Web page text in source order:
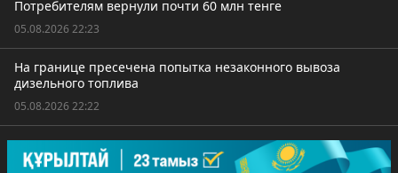
Потребителям вернули почти 60 млн тенге
05.08.2026 22:23
На границе пресечена попытка незаконного вывоза
дизельного топлива
05.08.2026 22:22